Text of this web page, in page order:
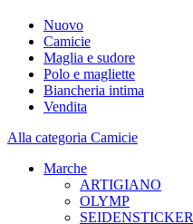
Nuovo
Camicie
Maglia e sudore
Polo e magliette
Biancheria intima
Vendita
Alla categoria Camicie
Marche
ARTIGIANO
OLYMP
SEIDENSTICKER